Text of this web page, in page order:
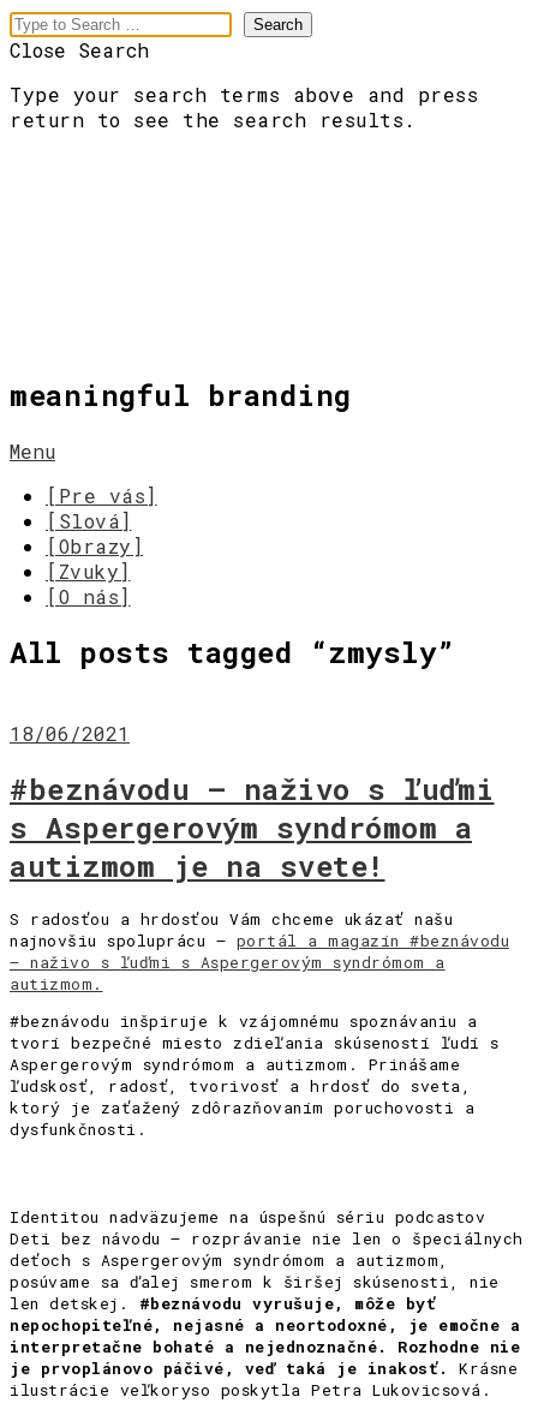
Close Search
Type your search terms above and press
return to see the search results.
meaningful branding
Menu
[Pre vás]
[Slová]
[Obrazy]
[Zvuky]
[O nás]
All posts tagged “zmysly”
18/06/2021
#beznávodu – naživo s ľuďmi
s Aspergerovým syndrómom a
autizmom je na svete!
S radosťou a hrdosťou Vám chceme ukázať našu
najnovšiu spoluprácu – portál a magazín #beznávodu
– naživo s ľuďmi s Aspergerovým syndrómom a
autizmom.
#beznávodu inšpiruje k vzájomnému spoznávaniu a
tvorí bezpečné miesto zdieľania skúseností ľudí s
Aspergerovým syndrómom a autizmom. Prinášame
ľudskosť, radosť, tvorivosť a hrdosť do sveta,
ktorý je zaťažený zdôrazňovaním poruchovosti a
dysfunkčnosti.
Identitou nadväzujeme na úspešnú sériu podcastov
Deti bez návodu – rozprávanie nie len o špeciálnych
deťoch s Aspergerovým syndrómom a autizmom,
posúvame sa ďalej smerom k širšej skúsenosti, nie
len detskej. #beznávodu vyrušuje, môže byť
nepochopiteľné, nejasné a neortodoxné, je emočne a
interpretačne bohaté a nejednoznačné. Rozhodne nie
je prvoplánovo páčivé, veď taká je inakosť. Krásne
ilustrácie veľkoryso poskytla Petra Lukovicsová.